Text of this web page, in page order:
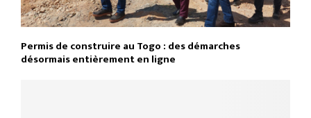
Permis de construire au Togo : des démarches
désormais entièrement en ligne